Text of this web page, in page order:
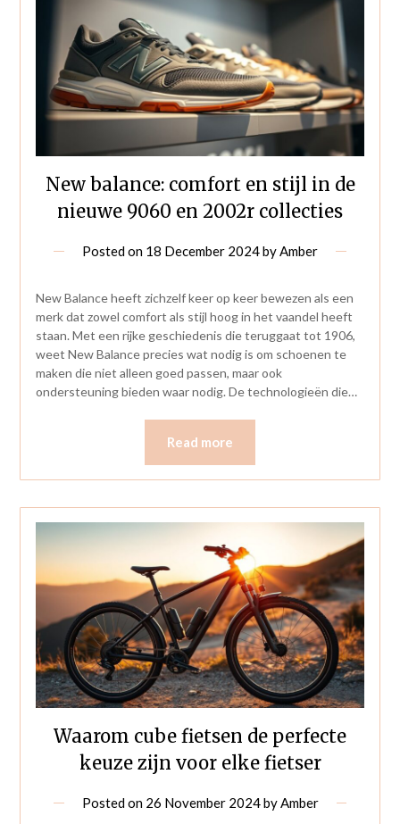
New balance: comfort en stijl in de
nieuwe 9060 en 2002r collecties
Posted on 18 December 2024byAmber
New Balance heeft zichzelf keer op keer bewezen als een
merk dat zowel comfort als stijl hoog in het vaandel heeft
staan. Met een rijke geschiedenis die teruggaat tot 1906,
weet New Balance precies wat nodig is om schoenen te
maken die niet alleen goed passen, maar ook
ondersteuning bieden waar nodig. De technologieën die…
Read more
Waarom cube fietsen de perfecte
keuze zijn voor elke fietser
Posted on 26 November 2024by Amber